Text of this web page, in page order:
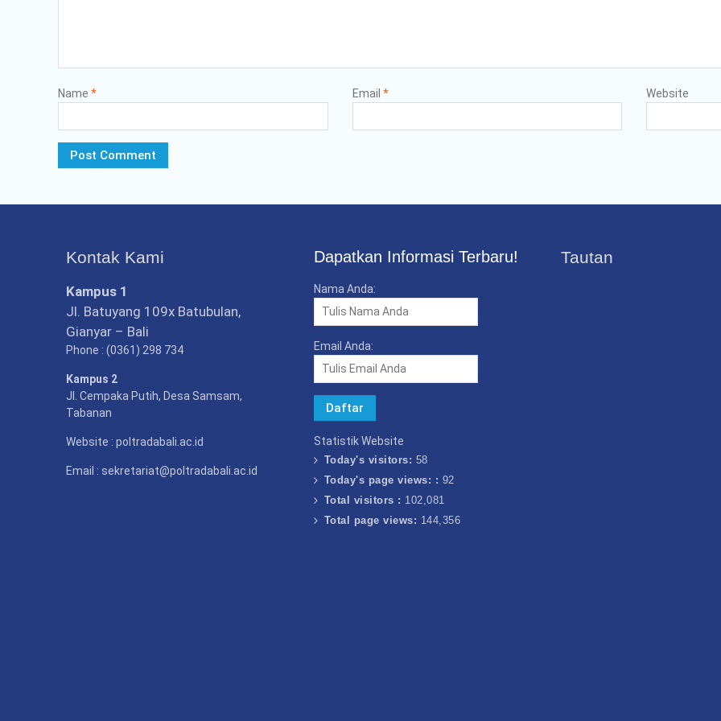
Name * Email * Website
Kontak Kami
Kampus 1
Jl. Batuyang 109x Batubulan,
Gianyar – Bali
Phone : (0361) 298 734
Kampus 2
Jl. Cempaka Putih, Desa Samsam,
Tabanan
Website : poltradabali.ac.id
Email : sekretariat@poltradabali.ac.id
Dapatkan Informasi Terbaru!
Nama Anda:
Email Anda:
Statistik Website
Today's visitors: 58
Today's page views: : 92
Total visitors : 102,081
Total page views: 144,356
Tautan